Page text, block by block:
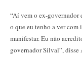
“Aí vem o ex-governador
o que eu tenho a ver com
manifestar. Eu não
governador Silval”,